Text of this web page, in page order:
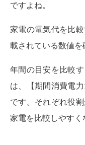
ですよね。
家電の電気代を比
載されている数値を
年間の目安を比較
は、【期間消費電
です。それぞれ役
家電を比較しやすく